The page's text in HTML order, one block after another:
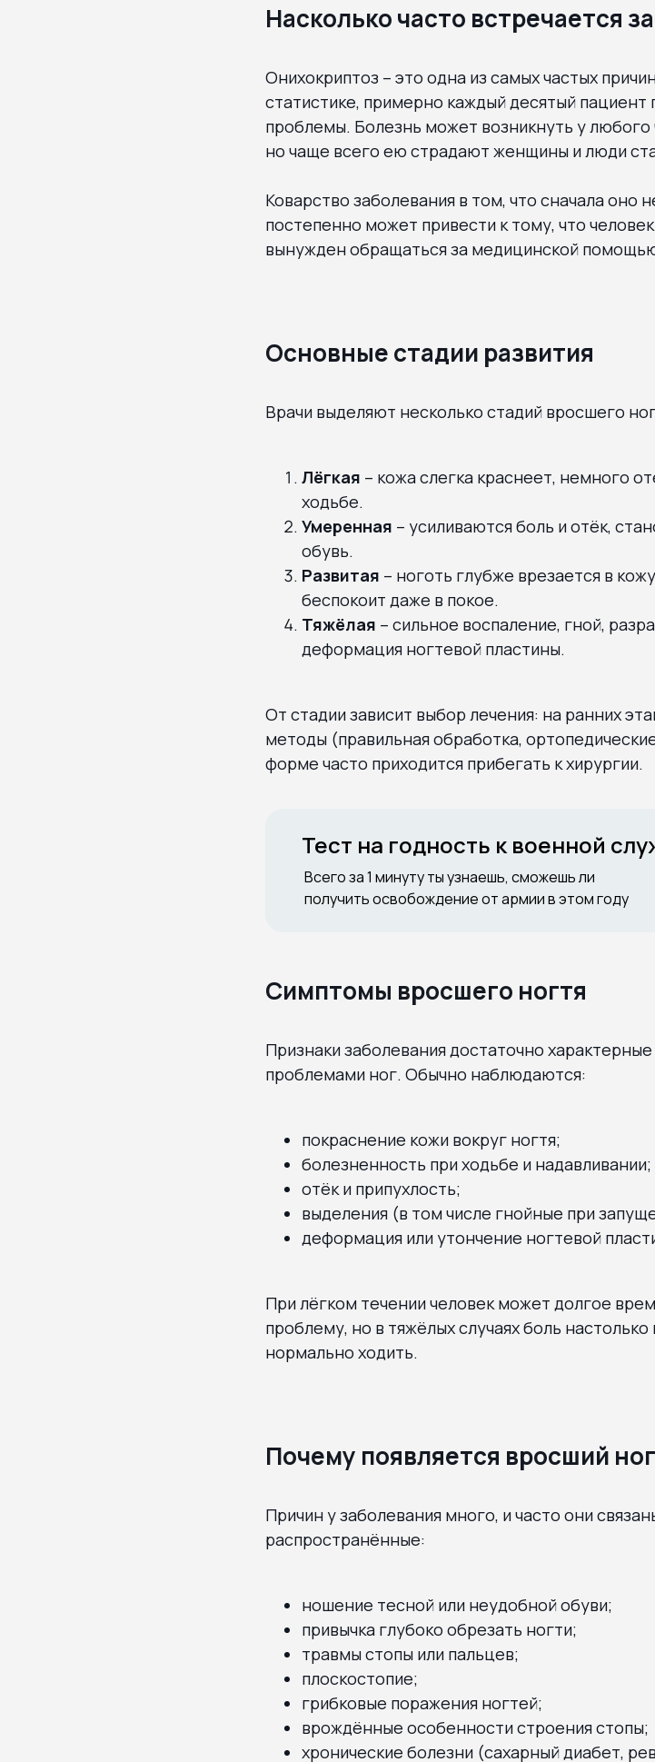
Насколько часто встречается
Онихокриптоз – это одна из самых частых
статистике, примерно каждый десятый пациент
проблемы. Болезнь может возникнуть у любого
но чаще всего ею страдают женщины и люди
Коварство заболевания в том, что сначала оно
постепенно может привести к тому, что
вынужден обращаться за медицинской
Основные стадии развития
Врачи выделяют несколько стадий вросшего
Лёгкая – кожа слегка краснеет, немного
ходьбе.
Умеренная – усиливаются боль и отёк,
обувь.
Развитая – ноготь глубже врезается в
беспокоит даже в покое.
Тяжёлая – сильное воспаление, гной,
деформация ногтевой пластины.
От стадии зависит выбор лечения: на ранних
методы (правильная обработка,
форме часто приходится прибегать к хирургии.
Тест на годность к военной
Всего за 1 минуту ты узнаешь, сможешь ли
получить освобождение от армии в этом году
Симптомы вросшего ногтя
Признаки заболевания достаточно
проблемами ног. Обычно наблюдаются:
покраснение кожи вокруг ногтя;
болезненность при ходьбе и надавливании;
отёк и припухлость;
выделения (в том числе гнойные при
деформация или утончение ногтевой
При лёгком течении человек может долгое
проблему, но в тяжёлых случаях боль
нормально ходить.
Почему появляется вросший
Причин у заболевания много, и часто они
распространённые:
ношение тесной или неудобной обуви;
привычка глубоко обрезать ногти;
травмы стопы или пальцев;
плоскостопие;
грибковые поражения ногтей;
врождённые особенности строения стопы;
хронические болезни (сахарный диабет,